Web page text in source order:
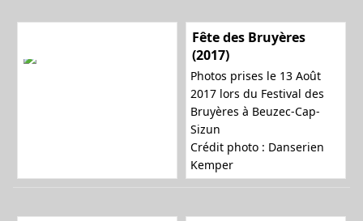
Fête des Bruyères
(2017)
Photos prises le 13 Août
2017 lors du Festival des
Bruyères à Beuzec-Cap-
Sizun
Crédit photo : Danserien
Kemper